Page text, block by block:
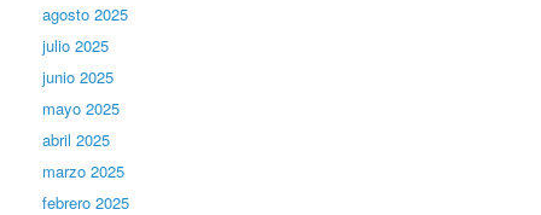
agosto 2025
julio 2025
junio 2025
mayo 2025
abril 2025
marzo 2025
febrero 2025